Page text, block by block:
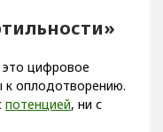
цифровое
оплодотворению.
потенцией, ни с